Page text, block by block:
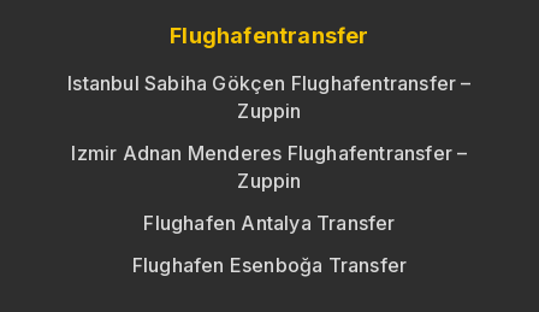
Flughafentransfer
Istanbul Sabiha Gökçen Flughafentransfer –
Zuppin
Izmir Adnan Menderes Flughafentransfer –
Zuppin
Flughafen Antalya Transfer
Flughafen Esenboğa Transfer